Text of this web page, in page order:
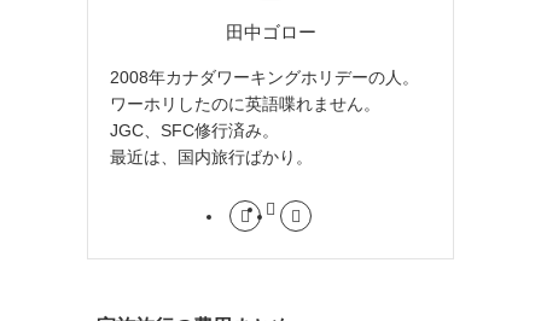
田中ゴロー
2008年カナダワーキングホリデーの人。
ワーホリしたのに英語喋れません。
JGC、SFC修行済み。
最近は、国内旅行ばかり。